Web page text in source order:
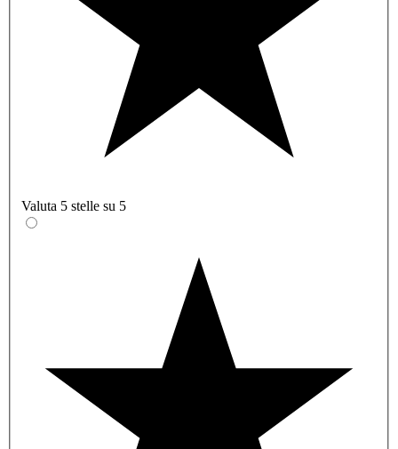
Valuta 5 stelle su 5